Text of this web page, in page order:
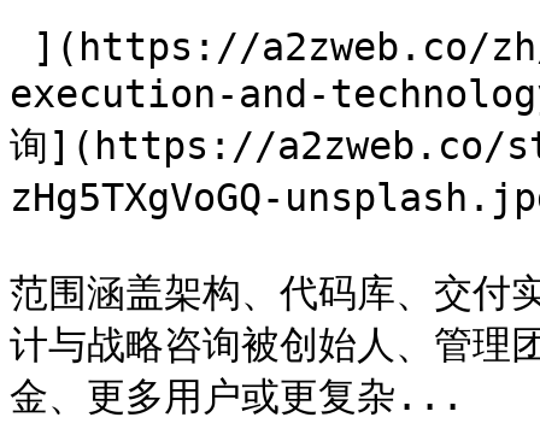
execution-and-
询](https://a2zweb.co/
zHg5TXgVoGQ-
范围涵盖架构、代码库、交付
计与战略咨询被创始人、管理
金、更多用户或更复杂...